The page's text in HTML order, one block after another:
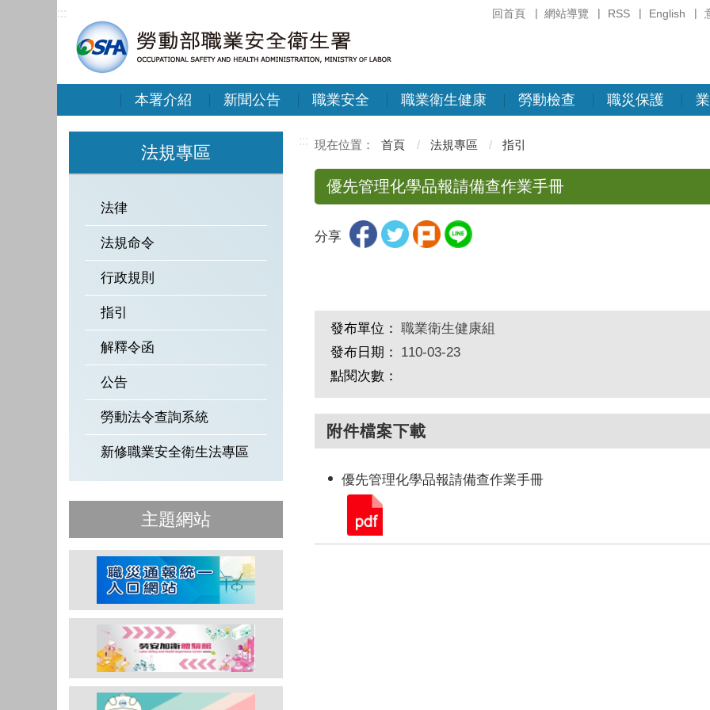
回首頁 網站導覽 RSS English
:::
本署介紹 新聞公告 職業安全 職業衛生健康 勞動檢查 職災保護
法規專區
法律
法規命令
行政規則
指引
解釋令函
公告
勞動法令查詢系統
新修職業安全衛生法專區
主題網站
::: 首頁 法規專區 指引
優先管理化學品報請備查作業手冊
分享
發布單位： 職業衛生健康組
發布日期：
110-03-23
點閱次數：
附件檔案下載
優先管理化學品報請備查作業手冊